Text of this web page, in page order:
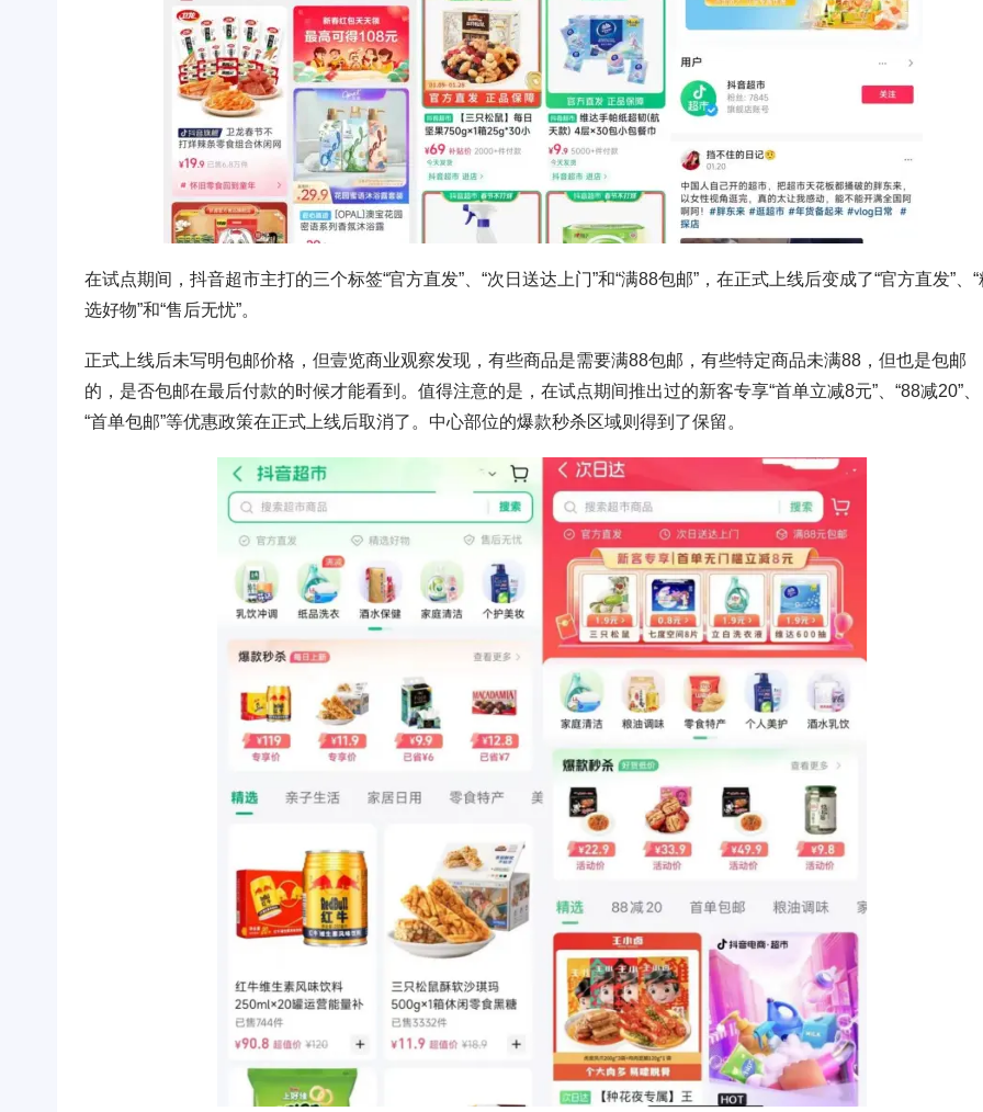
在试点期间，抖音超市主打的三个标签“官方直发”、“次日送达上门”和“满88包邮”，在正式上线后变成了“官方直发”、“
选好物”和“售后无忧”。
正式上线后未写明包邮价格，但壹览商业观察发现，有些商品是需要满88包邮，有些特定商品未满88，但也是包邮
的，是否包邮在最后付款的时候才能看到。值得注意的是，在试点期间推出过的新客专享“首单立减8元”、“88减20”、
“首单包邮”等优惠政策在正式上线后取消了。中心部位的爆款秒杀区域则得到了保留。